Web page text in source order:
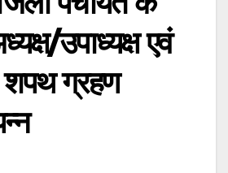
उपाध्यक्ष एवं
ग्रहण